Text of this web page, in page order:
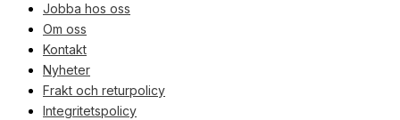
Jobba hos oss
Om oss
Kontakt
Nyheter
Frakt och returpolicy
Integritetspolicy